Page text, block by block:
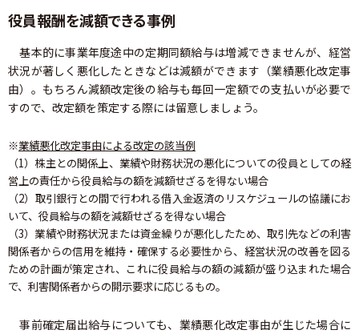
役員報酬を減額できる事例
基本的に事業年度途中の定期同額給与は増減できませんが、経営
状況が著しく悪化したときなどは減額ができます（業績悪化改定事
由）。もちろん減額改定後の給与も毎回一定額での支払いが必要で
すので、改定額を策定する際には留意しましょう。
※業績悪化改定事由による改定の該当例
（1）株主との関係上、業績や財務状況の悪化についての役員としての経
営上の責任から役員給与の額を減額せざるを得ない場合
（2）取引銀行との間で行われる借入金返済のリスケジュールの協議にお
いて、役員給与の額を減額せざるを得ない場合
（3）業績や財務状況または資金繰りが悪化したため、取引先などの利害
関係者からの信用を維持・確保する必要性から、経営状況の改善を図る
ための計画が策定され、これに役員給与の額の減額が盛り込まれた場合
で、利害関係者からの開示要求に応じるもの。
事前確定届出給与についても、業績悪化改定事由が生じた場合に